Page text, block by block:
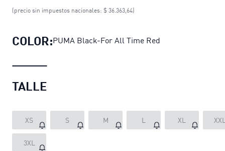
Buzo con capucha AC Milan
(precio sin impuestos nacionales: $ 36.363,64)
COLOR:PUMA Black-For All Time Red
TALLE
XS S M L XL
3XL